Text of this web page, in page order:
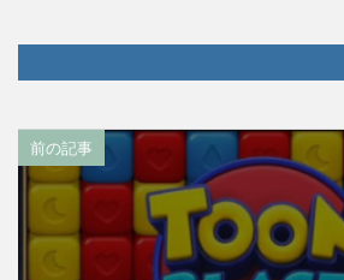
前の記事